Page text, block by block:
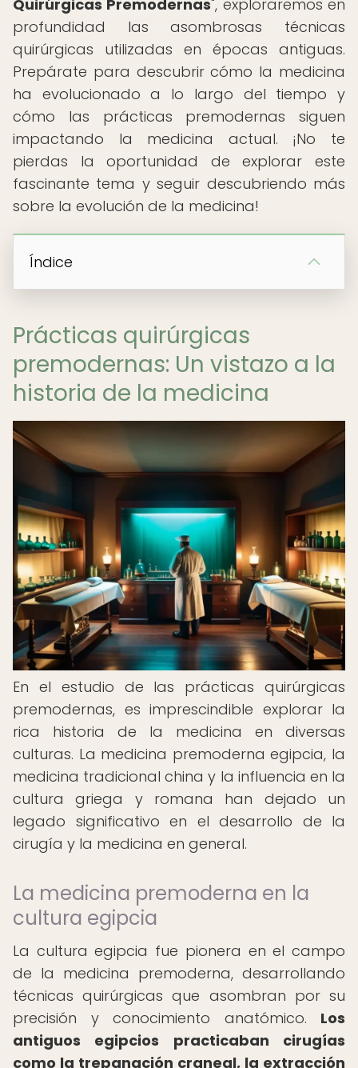
Quirúrgicas Premodernas", exploraremos en
profundidad las asombrosas técnicas
quirúrgicas utilizadas en épocas antiguas.
Prepárate para descubrir cómo la medicina
ha evolucionado a lo largo del tiempo y
cómo las prácticas premodernas siguen
impactando la medicina actual. ¡No te
pierdas la oportunidad de explorar este
fascinante tema y seguir descubriendo más
sobre la evolución de la medicina!
Índice
Prácticas quirúrgicas
premodernas: Un vistazo a la
historia de la medicina
En el estudio de las prácticas quirúrgicas
premodernas, es imprescindible explorar la
rica historia de la medicina en diversas
culturas. La medicina premoderna egipcia, la
medicina tradicional china y la influencia en la
cultura griega y romana han dejado un
legado significativo en el desarrollo de la
cirugía y la medicina en general.
La medicina premoderna en la
cultura egipcia
La cultura egipcia fue pionera en el campo
de la medicina premoderna, desarrollando
técnicas quirúrgicas que asombran por su
precisión y conocimiento anatómico. Los
antiguos egipcios practicaban cirugías
como la trepanación craneal, la extracción